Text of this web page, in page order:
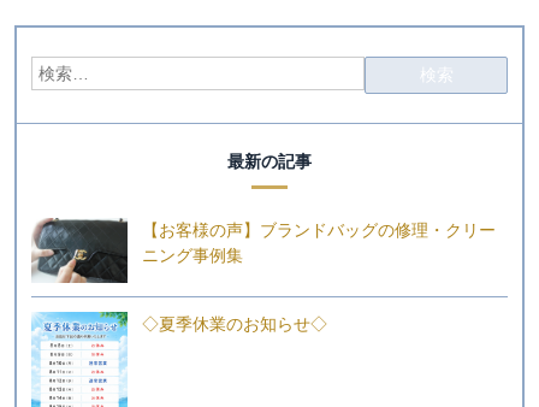
最新の記事
【お客様の声】ブランドバッグの修理・クリー
ニング事例集
◇夏季休業のお知らせ◇